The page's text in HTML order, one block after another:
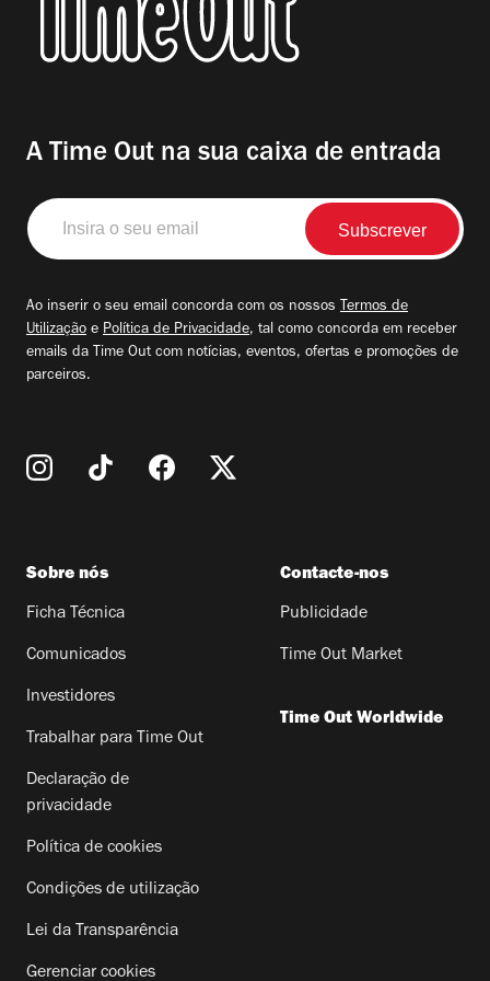
A Time Out na sua caixa de entrada
Insira
o
seu
Ao inserir o seu email concorda com os nossos Termos de
Utilização e Política de Privacidade, tal como concorda em receber
emails da Time Out com notícias, eventos, ofertas e promoções de
parceiros.
Sobre nós
Ficha Técnica
Comunicados
Investidores
Trabalhar para Time Out
Declaração de
privacidade
Política de cookies
Condições de utilização
Lei da Transparência
Gerenciar cookies
Contacte-nos
Publicidade
Time Out Market
Time Out Worldwide